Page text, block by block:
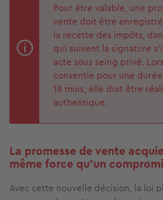
Pour être valable, une
vente doit être
la recette des impôts,
qui suivent la signature
acte sous seing privé.
consentie pour une
18 mois, elle doit être
authentique.
La promesse de vente
même force qu’un
Avec cette nouvelle décision, la loi